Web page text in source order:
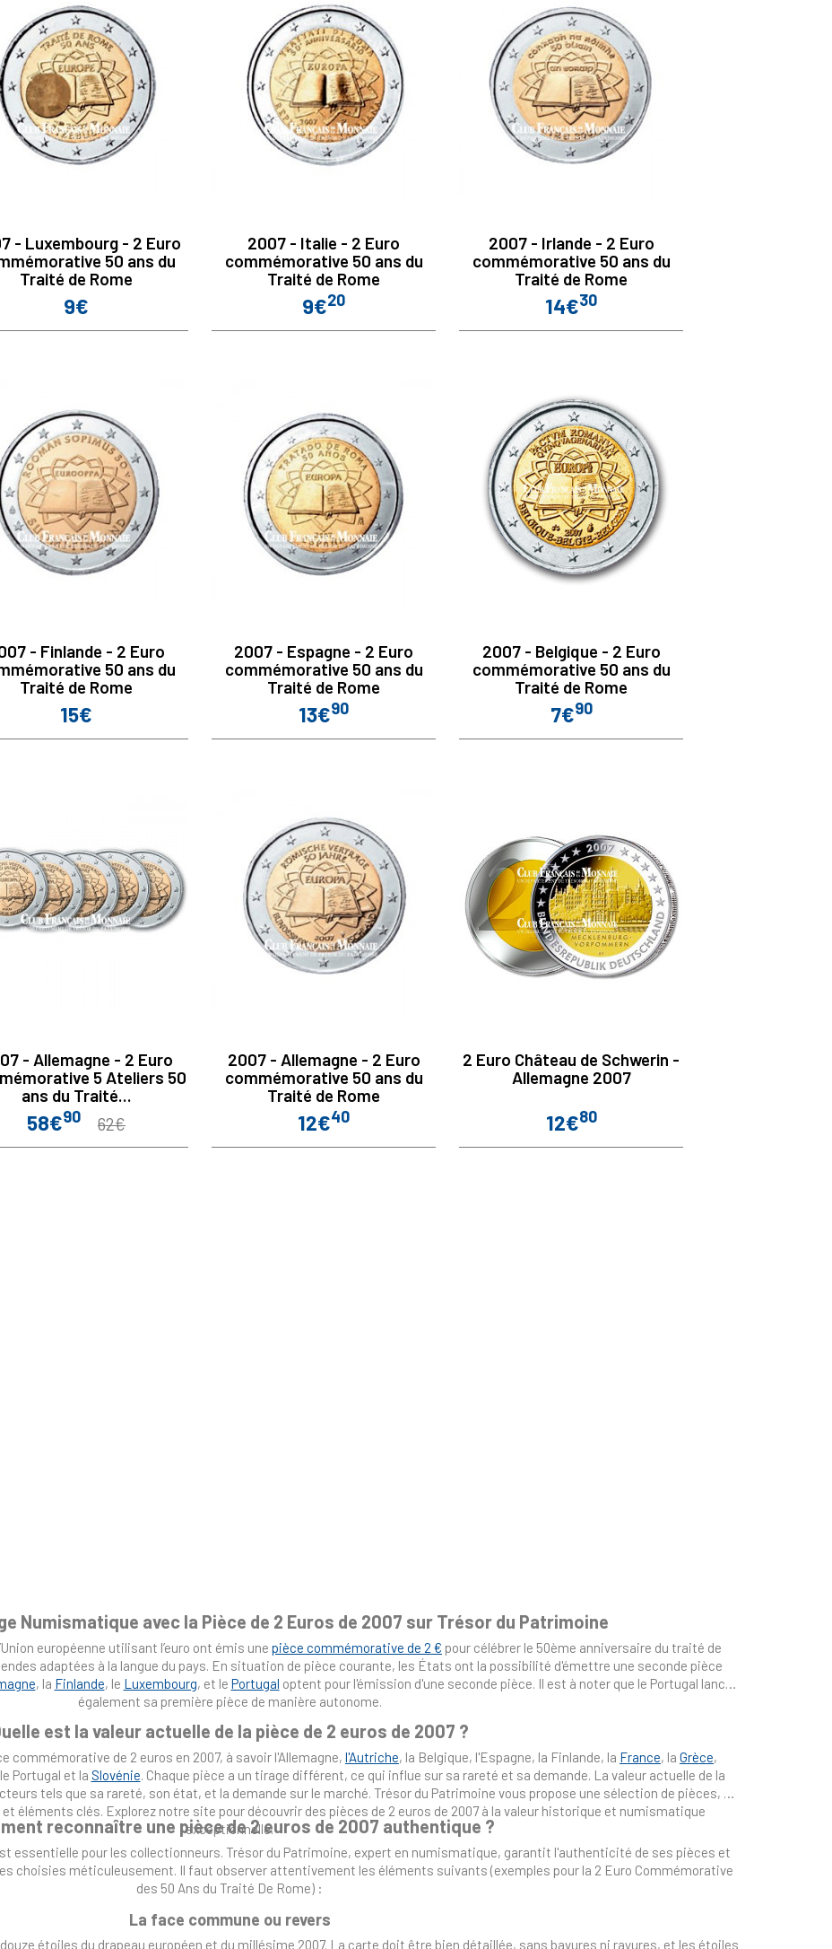
- Luxembourg - 2 Euro
50 ans du
Traité de Rome
Prix
9€
2007 - Italie - 2 Euro
commémorative 50 ans du
Traité de Rome
Prix
9€20
2007 - Irlande - 2 Euro
commémorative 50 ans du
Traité de Rome
Prix
14€30
- Finlande - 2 Euro
50 ans du
Traité de Rome
Prix
15€
2007 - Espagne - 2 Euro
commémorative 50 ans du
Traité de Rome
Prix
13€90
2007 - Belgique - 2 Euro
commémorative 50 ans du
Traité de Rome
Prix
7€90
- Allemagne - 2 Euro
5 Ateliers 50
ans du Traité...
Prix
58€90
Prix
62€
2007 - Allemagne - 2 Euro
commémorative 50 ans du
Traité de Rome
Prix
12€40
2 Euro Château de Schwerin -
Allemagne 2007
Prix
12€80
Numismatique avec la Pièce de 2 Euros de 2007 sur Trésor du Patrimoine
européenne utilisant l’euro ont émis une pièce commémorative de 2 € pour célébrer le 50ème anniversaire du traité de
adaptées à la langue du pays. En situation de pièce courante, les États ont la possibilité d'émettre une seconde pièce
, la Finlande, le Luxembourg, et le Portugal optent pour l'émission d'une seconde pièce. Il est à noter que le Portugal lance
également sa première pièce de manière autonome.
est la valeur actuelle de la pièce de 2 euros de 2007 ?
commémorative de 2 euros en 2007, à savoir l'Allemagne, l'Autriche, la Belgique, l'Espagne, la Finlande, la France, la Grèce,
Portugal et la Slovénie. Chaque pièce a un tirage différent, ce qui influe sur sa rareté et sa demande. La valeur actuelle de la
tels que sa rareté, son état, et la demande sur le marché. Trésor du Patrimoine vous propose une sélection de pièces, en
éléments clés. Explorez notre site pour découvrir des pièces de 2 euros de 2007 à la valeur historique et numismatique
exceptionnelle.
reconnaître une pièce de 2 euros de 2007 authentique ?
essentielle pour les collectionneurs. Trésor du Patrimoine, expert en numismatique, garantit l'authenticité de ses pièces et
choisies méticuleusement. Il faut observer attentivement les éléments suivants (exemples pour la 2 Euro Commémorative
des 50 Ans du Traité De Rome) :
La face commune ou revers
étoiles du drapeau européen et du millésime 2007. La carte doit être bien détaillée, sans bavures ni rayures, et les étoiles